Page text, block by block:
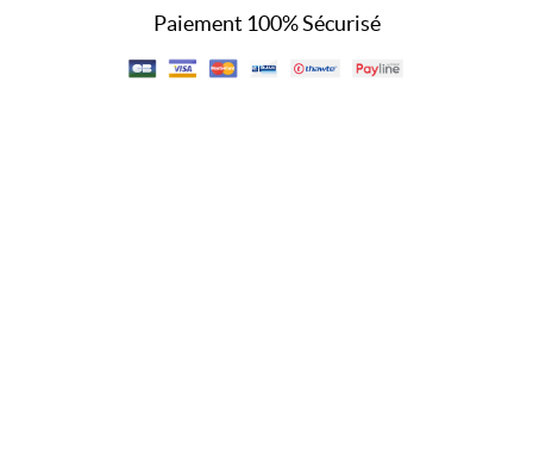
Paiement 100% Sécurisé